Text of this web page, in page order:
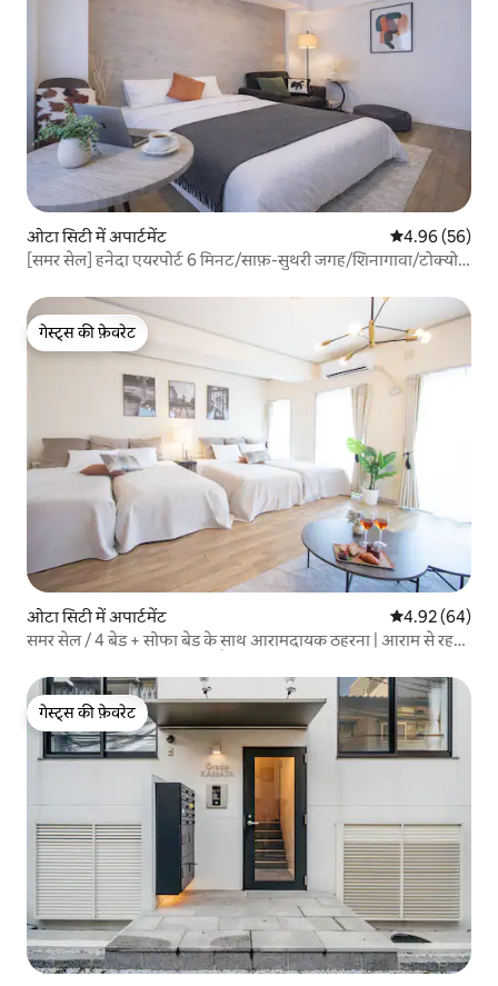
ओटा सिटी में अपार्टमेंट औसत रेटिंग 5 में
4.96 (56)
[समर सेल] हनेदा एयरपोर्ट 6 मिनट/साफ़-सुथरी जगह/शिनागावा/टोक्यो
गेस्ट्स की फ़ेवरेट
गेस्ट्स की फ़ेवरेट
ओटा सिटी में अपार्टमेंट औसत रेटिंग 5 में
4.92 (64)
समर सेल / 4 बेड + सोफा बेड के साथ आरामदायक ठहरना | आराम से रहने
गेस्ट्स की फ़ेवरेट
गेस्ट्स की फ़ेवरेट